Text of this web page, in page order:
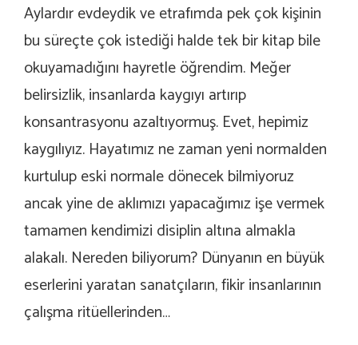
Aylardır evdeydik ve etrafımda pek çok kişinin
bu süreçte çok istediği halde tek bir kitap bile
okuyamadığını hayretle öğrendim. Meğer
belirsizlik, insanlarda kaygıyı artırıp
konsantrasyonu azaltıyormuş. Evet, hepimiz
kaygılıyız. Hayatımız ne zaman yeni normalden
kurtulup eski normale dönecek bilmiyoruz
ancak yine de aklımızı yapacağımız işe vermek
tamamen kendimizi disiplin altına almakla
alakalı. Nereden biliyorum? Dünyanın en büyük
eserlerini yaratan sanatçıların, fikir insanlarının
çalışma ritüellerinden…